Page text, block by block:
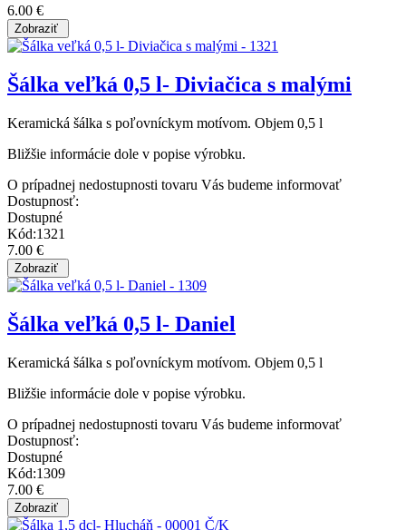
6.00 €
Šálka veľká 0,5 l- Diviačica s malými
Keramická šálka s poľovníckym motívom. Objem 0,5 l
Bližšie informácie dole v popise výrobku.
O prípadnej nedostupnosti tovaru Vás budeme informovať
Dostupnosť:
Dostupné
Kód:1321
7.00 €
Šálka veľká 0,5 l- Daniel
Keramická šálka s poľovníckym motívom. Objem 0,5 l
Bližšie informácie dole v popise výrobku.
O prípadnej nedostupnosti tovaru Vás budeme informovať
Dostupnosť:
Dostupné
Kód:1309
7.00 €